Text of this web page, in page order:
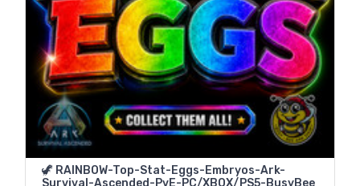
🦖 RAINBOW-Top-Stat-Eggs-Embryos-Ark-